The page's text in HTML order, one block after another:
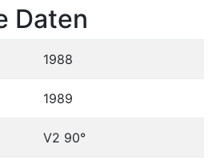
Daten
1988
1989
V2 90°